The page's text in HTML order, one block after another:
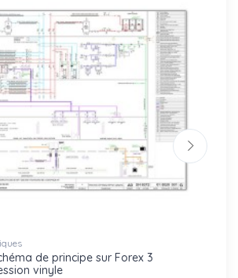
de principe sur Forex 3
vinyle